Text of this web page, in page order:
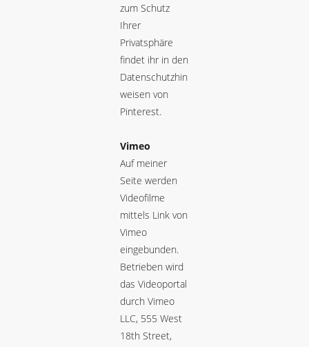
zum Schutz
Ihrer
Privatsphäre
findet ihr in den
Datenschutzhin
weisen von
Pinterest.
Vimeo
Auf meiner
Seite werden
Videofilme
mittels Link von
Vimeo
eingebunden.
Betrieben wird
das Videoportal
durch Vimeo
LLC, 555 West
18th Street,